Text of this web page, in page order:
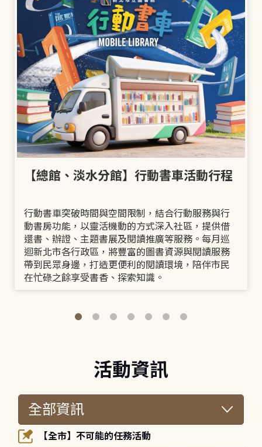
【總館、淡水分館】行動書車活動行程
行動書車突破時間與空間限制，結合行動服務與行
動書房功能，以靈活機動的方式深入社區，提供借
還書、辦證、主題書展及閱讀推廣等服務。每月巡
迴新北市各行政區，將豐富的圖書資源與閱讀服務
帶到民眾身邊，打造更便利的閱讀環境，陪伴市民
在忙碌之餘享受書香、探索知識。
活動資訊
【全市】不可能的任務活動